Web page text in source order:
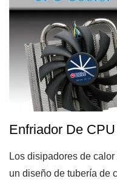
Enfriador De CPU
Los disipadores de
un diseño de tubería de